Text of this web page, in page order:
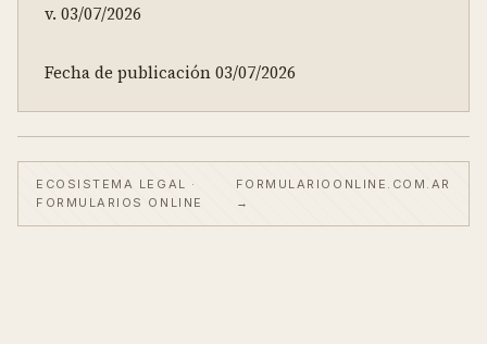
v. 03/07/2026
Fecha de publicación 03/07/2026
ECOSISTEMA LEGAL ·
FORMULARIOS ONLINE
FORMULARIOONLINE.COM.AR
→